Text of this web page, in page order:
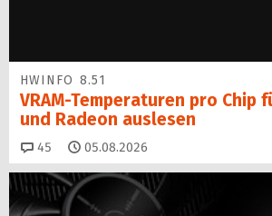
HWINFO 8.51
VRAM-Temperaturen pro Chip
und Radeon auslesen
45 Kommentare
05.08.2026